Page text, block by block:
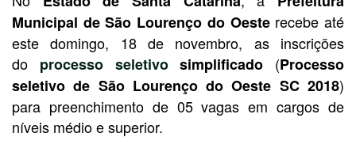
Municipal de São Lourenço do Oesterecebe até
este domingo, 18 de novembro, as inscrições
do processo seletivosimplificado (Processo
seletivo de São Lourenço do Oeste SC 2018)
para preenchimento de 05 vagas em cargos de
níveis médio e superior.